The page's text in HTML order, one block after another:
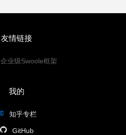
友情链接
企业级Swoole框架
我的
知乎专栏
GitHub